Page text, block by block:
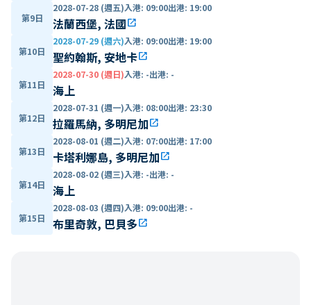
第9日
2028-07-28 (週五)入港: 09:00出港: 19:00
法蘭西堡, 法國open_in_new
第10日
2028-07-29 (週六)入港: 09:00出港: 19:00
聖約翰斯, 安地卡open_in_new
第11日
2028-07-30 (週日)入港: -出港: -
海上
第12日
2028-07-31 (週一)入港: 08:00出港: 23:30
拉羅馬納, 多明尼加open_in_new
第13日
2028-08-01 (週二)入港: 07:00出港: 17:00
卡塔利娜島, 多明尼加open_in_new
第14日
2028-08-02 (週三)入港: -出港: -
海上
第15日
2028-08-03 (週四)入港: 09:00出港: -
布里奇敦, 巴貝多open_in_new